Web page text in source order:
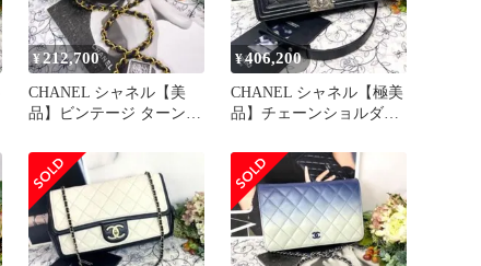
¥212,700
CHANEL シャネル【美
品】ビンテージ ターンロ
ン
¥406,200
CHANEL シャネル【極美
品】チェーンショルダー
ル